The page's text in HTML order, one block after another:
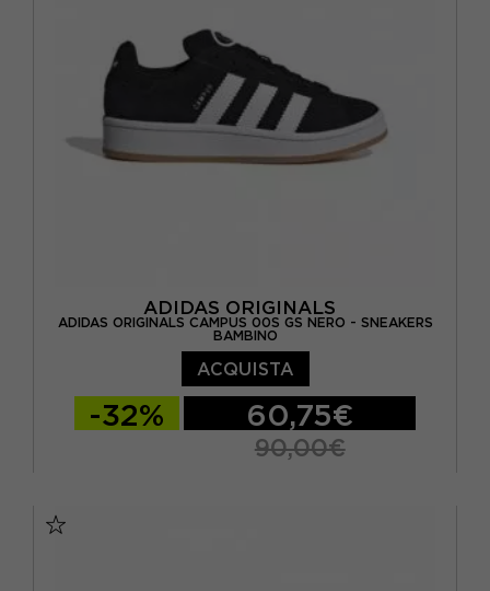
ADIDAS ORIGINALS
ADIDAS ORIGINALS CAMPUS 00S GS NERO - SNEAKERS
BAMBINO
ACQUISTA
-32% 60,75€
90,00€